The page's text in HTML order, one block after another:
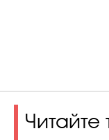
Читайте